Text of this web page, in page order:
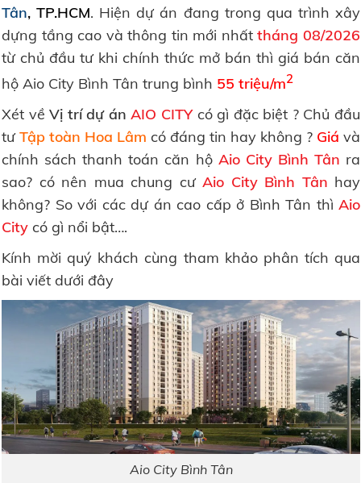
Tân, TP.HCM. Hiện dự án đang trong qua trình xây
dựng tầng cao và thông tin mới nhấttháng 08/2026
từ chủ đầu tư khi chính thức mở bán thì giá bán căn
hộ Aio City Bình Tân trung bình 55 triệu/m2
Xét về Vị trí dự ánAIO CITYcó gì đặc biệt ? Chủ đầu
tưTập toàn Hoa Lâm có đáng tin hay không ? Giá và
chính sách thanh toán căn hộ Aio City Bình Tân ra
sao? có nên mua chung cư Aio City Bình Tân hay
không? So với các dự án cao cấp ở Bình Tân thì Aio
City có gì nổi bật….
Kính mời quý khách cùng tham khảo phân tích qua
bài viết dưới đây
Aio City Bình Tân